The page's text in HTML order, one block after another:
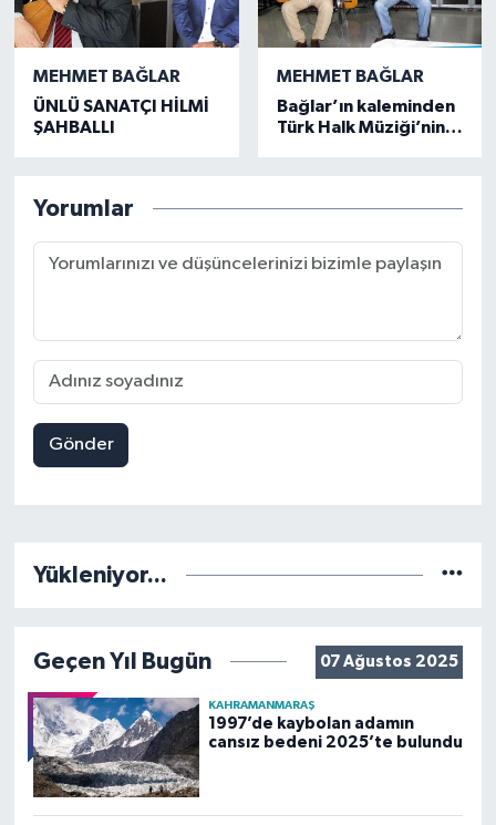
MEHMET BAĞLAR
ÜNLÜ SANATÇI HİLMİ
ŞAHBALLI
MEHMET BAĞLAR
Bağlar’ın kaleminden
Türk Halk Müziği’nin
Yorumlar
Gönder
Yükleniyor...
Geçen Yıl Bugün 07 Ağustos 2025
KAHRAMANMARAŞ
1997’de kaybolan adamın
cansız bedeni 2025’te bulundu